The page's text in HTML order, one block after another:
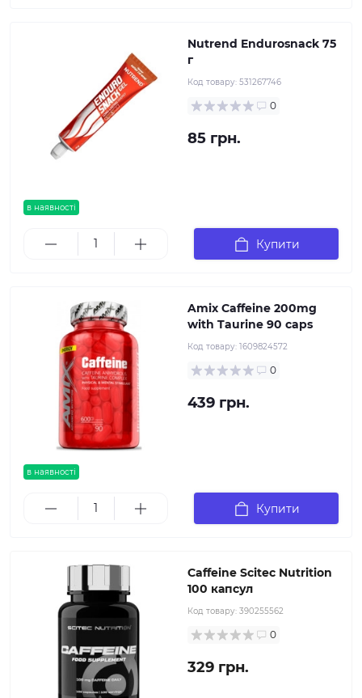
в наявності
Nutrend Endurosnack 75
г
Код товару: 531267746
0
85 грн.
Купити
в наявності
Amix Caffeine 200mg
with Taurine 90 caps
Код товару: 1609824572
0
439 грн.
Купити
Caffeine Scitec Nutrition
100 капсул
Код товару: 390255562
0
329 грн.